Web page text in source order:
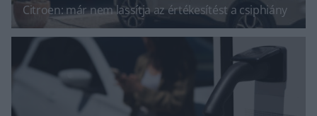
Citroen: már nem lassítja az értékesítést a csiphiány